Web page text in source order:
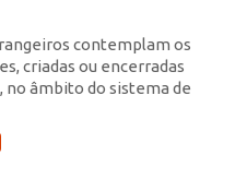
contemplam os
criadas ou encerradas
no âmbito do sistema de